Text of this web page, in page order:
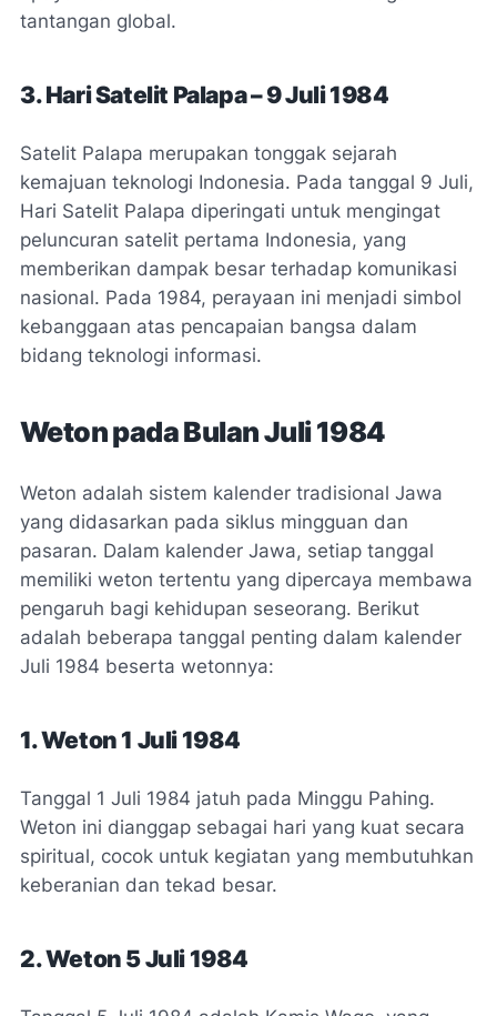
tantangan global.
3. Hari Satelit Palapa – 9 Juli 1984
Satelit Palapa merupakan tonggak sejarah
kemajuan teknologi Indonesia. Pada tanggal 9 Juli,
Hari Satelit Palapa diperingati untuk mengingat
peluncuran satelit pertama Indonesia, yang
memberikan dampak besar terhadap komunikasi
nasional. Pada 1984, perayaan ini menjadi simbol
kebanggaan atas pencapaian bangsa dalam
bidang teknologi informasi.
Weton pada Bulan Juli 1984
Weton adalah sistem kalender tradisional Jawa
yang didasarkan pada siklus mingguan dan
pasaran. Dalam kalender Jawa, setiap tanggal
memiliki weton tertentu yang dipercaya membawa
pengaruh bagi kehidupan seseorang. Berikut
adalah beberapa tanggal penting dalam kalender
Juli 1984 beserta wetonnya:
1. Weton 1 Juli 1984
Tanggal 1 Juli 1984 jatuh pada Minggu Pahing.
Weton ini dianggap sebagai hari yang kuat secara
spiritual, cocok untuk kegiatan yang membutuhkan
keberanian dan tekad besar.
2. Weton 5 Juli 1984